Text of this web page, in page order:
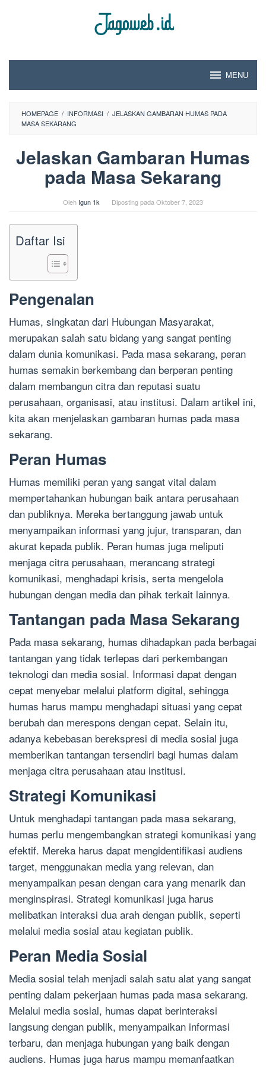
MENU
HOMEPAGE / INFORMASI / JELASKAN GAMBARAN HUMAS PADA
MASA SEKARANG
Jelaskan Gambaran Humas
pada Masa Sekarang
Oleh Igun 1k Diposting pada Oktober 7, 2023
Daftar Isi
Pengenalan
Humas, singkatan dari Hubungan Masyarakat,
merupakan salah satu bidang yang sangat penting
dalam dunia komunikasi. Pada masa sekarang, peran
humas semakin berkembang dan berperan penting
dalam membangun citra dan reputasi suatu
perusahaan, organisasi, atau institusi. Dalam artikel ini,
kita akan menjelaskan gambaran humas pada masa
sekarang.
Peran Humas
Humas memiliki peran yang sangat vital dalam
mempertahankan hubungan baik antara perusahaan
dan publiknya. Mereka bertanggung jawab untuk
menyampaikan informasi yang jujur, transparan, dan
akurat kepada publik. Peran humas juga meliputi
menjaga citra perusahaan, merancang strategi
komunikasi, menghadapi krisis, serta mengelola
hubungan dengan media dan pihak terkait lainnya.
Tantangan pada Masa Sekarang
Pada masa sekarang, humas dihadapkan pada berbagai
tantangan yang tidak terlepas dari perkembangan
teknologi dan media sosial. Informasi dapat dengan
cepat menyebar melalui platform digital, sehingga
humas harus mampu menghadapi situasi yang cepat
berubah dan merespons dengan cepat. Selain itu,
adanya kebebasan berekspresi di media sosial juga
memberikan tantangan tersendiri bagi humas dalam
menjaga citra perusahaan atau institusi.
Strategi Komunikasi
Untuk menghadapi tantangan pada masa sekarang,
humas perlu mengembangkan strategi komunikasi yang
efektif. Mereka harus dapat mengidentifikasi audiens
target, menggunakan media yang relevan, dan
menyampaikan pesan dengan cara yang menarik dan
menginspirasi. Strategi komunikasi juga harus
melibatkan interaksi dua arah dengan publik, seperti
melalui media sosial atau kegiatan publik.
Peran Media Sosial
Media sosial telah menjadi salah satu alat yang sangat
penting dalam pekerjaan humas pada masa sekarang.
Melalui media sosial, humas dapat berinteraksi
langsung dengan publik, menyampaikan informasi
terbaru, dan menjaga hubungan yang baik dengan
audiens. Humas juga harus mampu memanfaatkan